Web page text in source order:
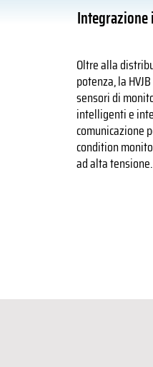
Oltre alla
potenza, la
sensori di
intelligenti e
comunicazione
condition
ad alta tensione.